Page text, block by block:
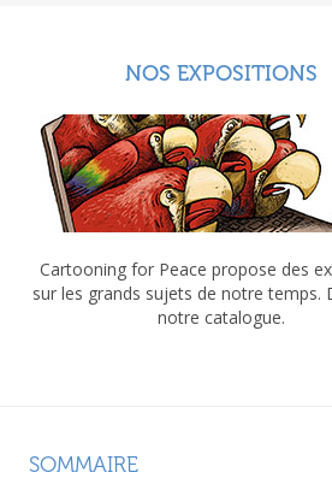
NOS EXPOSITIONS
Cartooning for Peace propose des
sur les grands sujets de notre temps.
notre catalogue.
SOMMAIRE